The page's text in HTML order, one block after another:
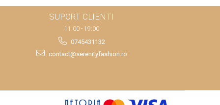
SUPORT CLIENTI
11:00 - 19:00
0745431132
contact@serenityfashion.ro